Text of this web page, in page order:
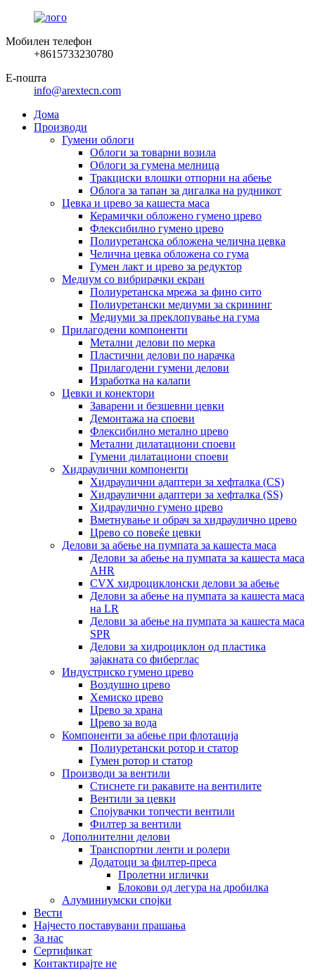
Мобилен телефон
+8615733230780
Е-пошта
info@arextecn.com
Дома
Производи
Гумени облоги
Облоги за товарни возила
Облоги за гумена мелница
Тракциски влошки отпорни на абење
Облога за тапан за дигалка на рудникот
Цевка и црево за кашеста маса
Керамички обложено гумено црево
Флексибилно гумено црево
Полиуретанска обложена челична цевка
Челична цевка обложена со гума
Гумен лакт и црево за редуктор
Медиум со вибрирачки екран
Полиуретанска мрежа за фино сито
Полиуретански медиуми за скрининг
Медиуми за преклопување на гума
Прилагодени компоненти
Метални делови по мерка
Пластични делови по нарачка
Прилагодени гумени делови
Изработка на калапи
Цевки и конектори
Заварени и безшевни цевки
Демонтажа на споеви
Флексибилно метално црево
Метални дилатациони споеви
Гумени дилатациони споеви
Хидраулични компоненти
Хидраулични адаптери за хефталка (CS)
Хидраулични адаптери за хефталка (SS)
Хидраулично гумено црево
Вметнување и обрач за хидраулично црево
Црево со повеќе цевки
Делови за абење на пумпата за кашеста маса
Делови за абење на пумпата за кашеста маса
AHR
CVX хидроциклонски делови за абење
Делови за абење на пумпата за кашеста маса
на LR
Делови за абење на пумпата за кашеста маса
SPR
Делови за хидроциклон од пластика
зајакната со фиберглас
Индустриско гумено црево
Воздушно црево
Хемиско црево
Црево за храна
Црево за вода
Компоненти за абење при флотација
Полиуретански ротор и статор
Гумен ротор и статор
Производи за вентили
Стиснете ги ракавите на вентилите
Вентили за цевки
Спојувачки топчести вентили
Филтер за вентили
Дополнителни делови
Транспортни ленти и ролери
Додатоци за филтер-преса
Пролетни иглички
Блокови од легура на дробилка
Алуминиумски спојки
Вести
Најчесто поставувани прашања
За нас
Сертификат
Контактирајте не